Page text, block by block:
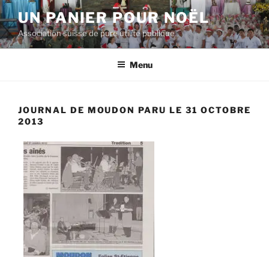
Skip
to
content
UN PANIER POUR NOËL
Association suisse de pure utilité publique
Menu
JOURNAL DE MOUDON PARU LE 31 OCTOBRE
2013